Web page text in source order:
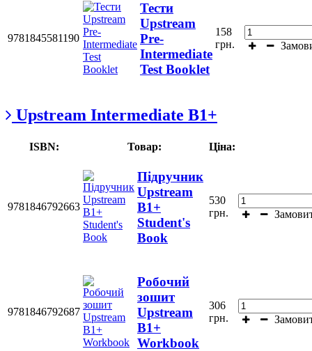
9781845581190
Тести
Upstream
Pre-
Intermediate
Test Booklet
158
грн.
Upstream Intermediate B1+
ISBN: Товар: Ціна:
9781846792663
Підручник
Upstream
B1+
Student's
Book
530
грн.
9781846792687
Робочий
зошит
Upstream
B1+
Workbook
306
грн.